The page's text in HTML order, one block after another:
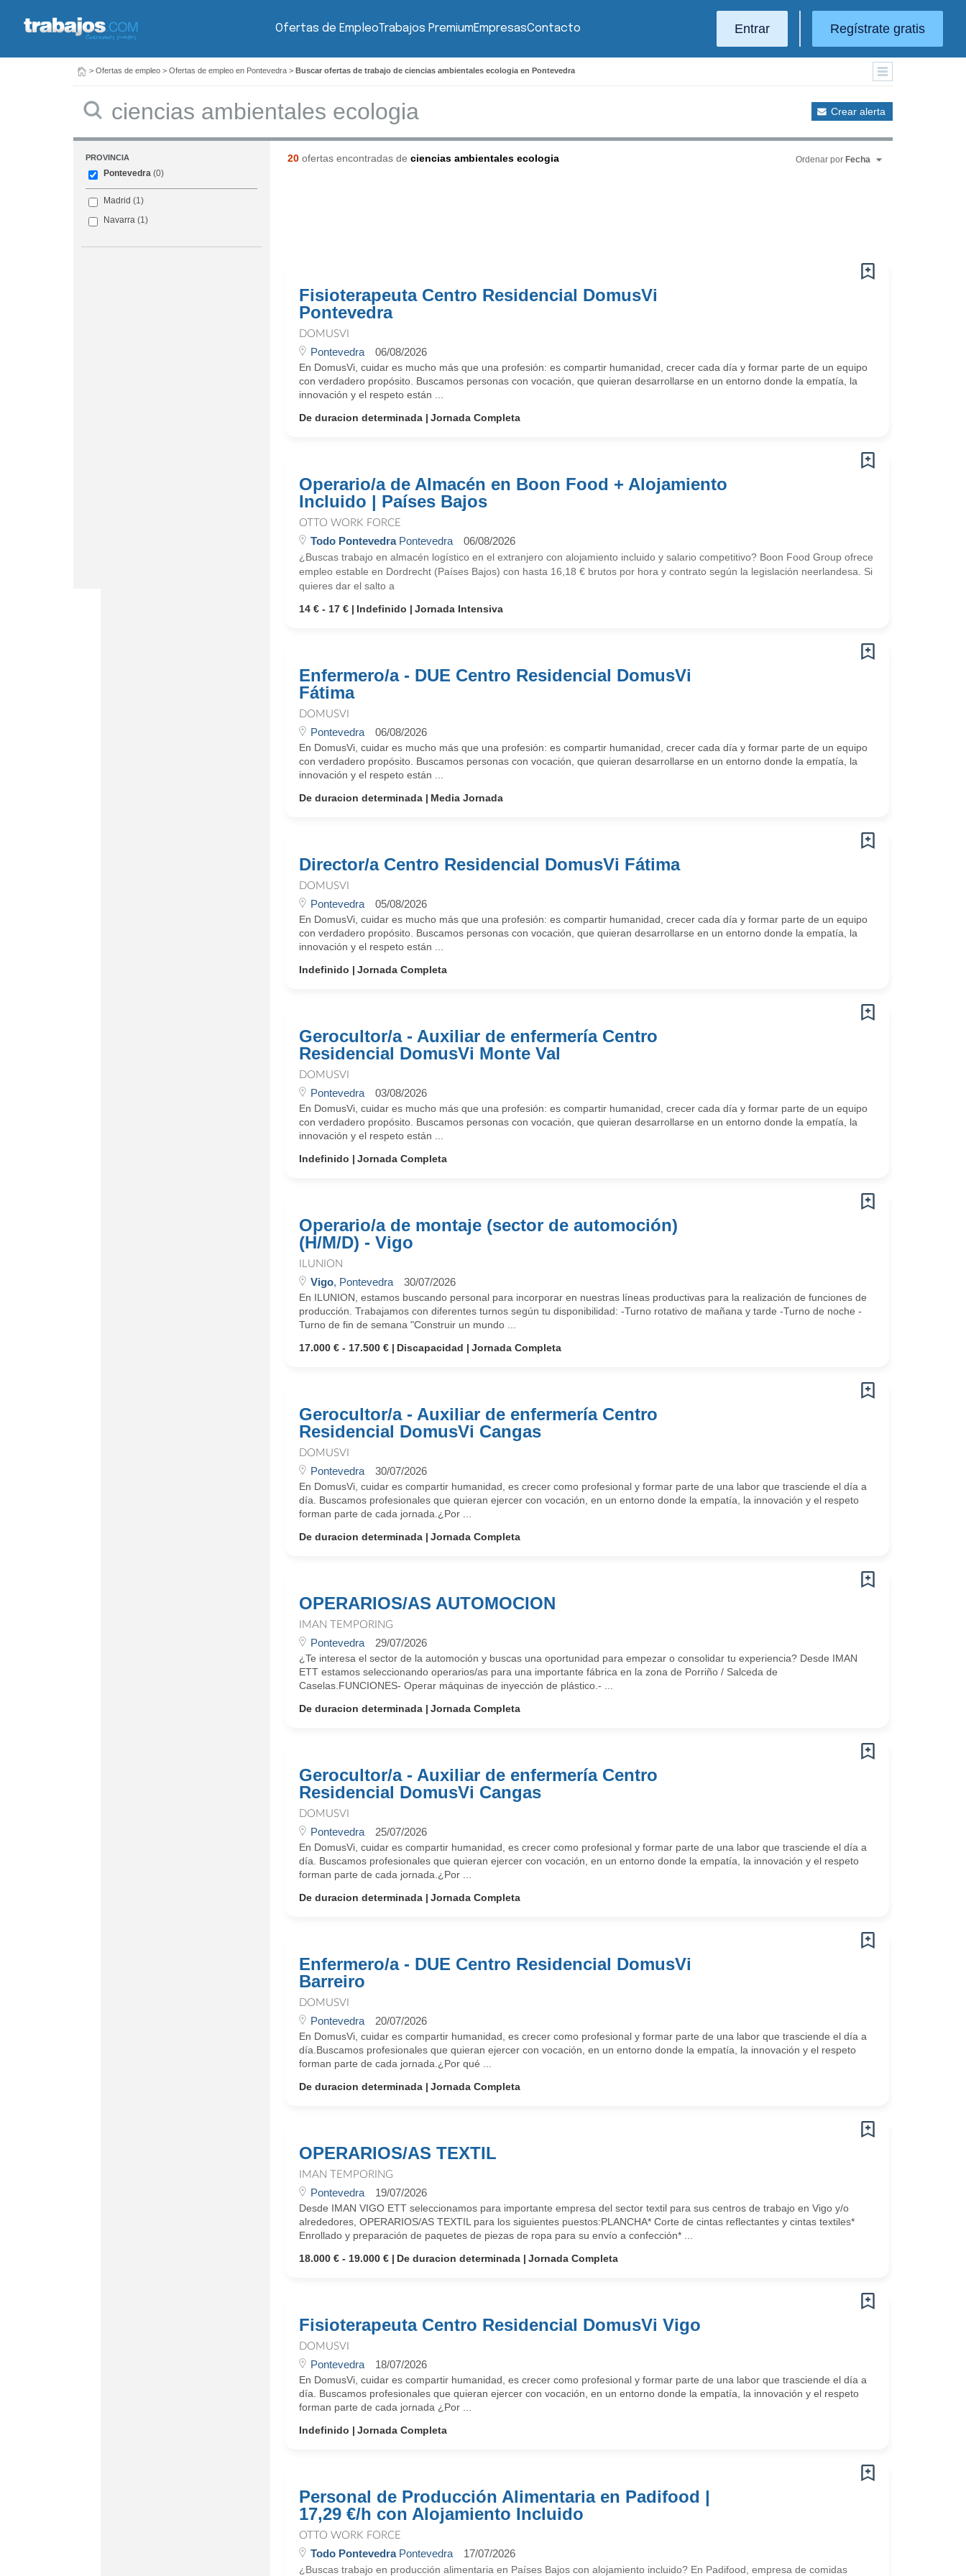
Ofertas de EmpleoTrabajos PremiumEmpresasContacto Entrar Regístrate gratis
> Ofertas de empleo > Ofertas de empleo en Pontevedra > Buscar ofertas de trabajo de ciencias ambientales ecologia en Pontevedra
Crear alerta
PROVINCIA
Pontevedra (0)
Madrid (1)
Navarra (1)
20ofertas encontradas de ciencias ambientales ecologia Ordenar por Fecha
Fisioterapeuta Centro Residencial DomusVi
Pontevedra
DOMUSVI
Pontevedra 06/08/2026
En DomusVi, cuidar es mucho más que una profesión: es compartir humanidad, crecer cada día y formar parte de un equipo
con verdadero propósito. Buscamos personas con vocación, que quieran desarrollarse en un entorno donde la empatía, la
innovación y el respeto están ...
De duracion determinada
Jornada Completa
Operario/a de Almacén en Boon Food + Alojamiento
Incluido | Países Bajos
OTTO WORK FORCE
Todo PontevedraPontevedra 06/08/2026
¿Buscas trabajo en almacén logístico en el extranjero con alojamiento incluido y salario competitivo? Boon Food Group ofrece
empleo estable en Dordrecht (Países Bajos) con hasta 16,18 € brutos por hora y contrato según la legislación neerlandesa. Si
quieres dar el salto a
14 € - 17 €
Indefinido Jornada Intensiva
Enfermero/a - DUE Centro Residencial DomusVi
Fátima
DOMUSVI
Pontevedra 06/08/2026
En DomusVi, cuidar es mucho más que una profesión: es compartir humanidad, crecer cada día y formar parte de un equipo
con verdadero propósito. Buscamos personas con vocación, que quieran desarrollarse en un entorno donde la empatía, la
innovación y el respeto están ...
De duracion determinada
Media Jornada
Director/a Centro Residencial DomusVi Fátima
DOMUSVI
Pontevedra 05/08/2026
En DomusVi, cuidar es mucho más que una profesión: es compartir humanidad, crecer cada día y formar parte de un equipo
con verdadero propósito. Buscamos personas con vocación, que quieran desarrollarse en un entorno donde la empatía, la
innovación y el respeto están ...
Indefinido
Jornada Completa
Gerocultor/a - Auxiliar de enfermería Centro
Residencial DomusVi Monte Val
DOMUSVI
Pontevedra 03/08/2026
En DomusVi, cuidar es mucho más que una profesión: es compartir humanidad, crecer cada día y formar parte de un equipo
con verdadero propósito. Buscamos personas con vocación, que quieran desarrollarse en un entorno donde la empatía, la
innovación y el respeto están ...
Indefinido
Jornada Completa
Operario/a de montaje (sector de automoción)
(H/M/D) - Vigo
ILUNION
Vigo, Pontevedra 30/07/2026
En ILUNION, estamos buscando personal para incorporar en nuestras líneas productivas para la realización de funciones de
producción. Trabajamos con diferentes turnos según tu disponibilidad: -Turno rotativo de mañana y tarde -Turno de noche -
Turno de fin de semana "Construir un mundo ...
17.000 € - 17.500 €
Discapacidad Jornada Completa
Gerocultor/a - Auxiliar de enfermería Centro
Residencial DomusVi Cangas
DOMUSVI
Pontevedra 30/07/2026
En DomusVi, cuidar es compartir humanidad, es crecer como profesional y formar parte de una labor que trasciende el día a
día. Buscamos profesionales que quieran ejercer con vocación, en un entorno donde la empatía, la innovación y el respeto
forman parte de cada jornada.¿Por ...
De duracion determinada
Jornada Completa
OPERARIOS/AS AUTOMOCION
IMAN TEMPORING
Pontevedra 29/07/2026
¿Te interesa el sector de la automoción y buscas una oportunidad para empezar o consolidar tu experiencia? Desde IMAN
ETT estamos seleccionando operarios/as para una importante fábrica en la zona de Porriño / Salceda de
Caselas.FUNCIONES- Operar máquinas de inyección de plástico.- ...
De duracion determinada
Jornada Completa
Gerocultor/a - Auxiliar de enfermería Centro
Residencial DomusVi Cangas
DOMUSVI
Pontevedra 25/07/2026
En DomusVi, cuidar es compartir humanidad, es crecer como profesional y formar parte de una labor que trasciende el día a
día. Buscamos profesionales que quieran ejercer con vocación, en un entorno donde la empatía, la innovación y el respeto
forman parte de cada jornada.¿Por ...
De duracion determinada
Jornada Completa
Enfermero/a - DUE Centro Residencial DomusVi
Barreiro
DOMUSVI
Pontevedra 20/07/2026
En DomusVi, cuidar es compartir humanidad, es crecer como profesional y formar parte de una labor que trasciende el día a
día.Buscamos profesionales que quieran ejercer con vocación, en un entorno donde la empatía, la innovación y el respeto
forman parte de cada jornada.¿Por qué ...
De duracion determinada
Jornada Completa
OPERARIOS/AS TEXTIL
IMAN TEMPORING
Pontevedra 19/07/2026
Desde IMAN VIGO ETT seleccionamos para importante empresa del sector textil para sus centros de trabajo en Vigo y/o
alrededores, OPERARIOS/AS TEXTIL para los siguientes puestos:PLANCHA* Corte de cintas reflectantes y cintas textiles*
Enrollado y preparación de paquetes de piezas de ropa para su envío a confección* ...
18.000 € - 19.000 €
De duracion determinada Jornada Completa
Fisioterapeuta Centro Residencial DomusVi Vigo
DOMUSVI
Pontevedra 18/07/2026
En DomusVi, cuidar es compartir humanidad, es crecer como profesional y formar parte de una labor que trasciende el día a
día. Buscamos profesionales que quieran ejercer con vocación, en un entorno donde la empatía, la innovación y el respeto
forman parte de cada jornada ¿Por ...
Indefinido
Jornada Completa
Personal de Producción Alimentaria en Padifood |
17,29 €/h con Alojamiento Incluido
OTTO WORK FORCE
Todo PontevedraPontevedra 17/07/2026
¿Buscas trabajo en producción alimentaria en Países Bajos con alojamiento incluido? En Padifood, empresa de comidas